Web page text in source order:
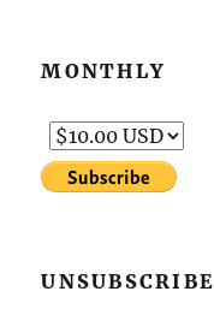
MONTHLY
UNSUBSCRIBE